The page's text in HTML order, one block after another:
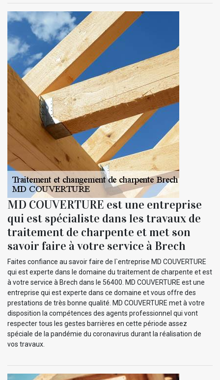
MD COUVERTURE est une entreprise
qui est spécialiste dans les travaux de
traitement de charpente et met son
savoir faire à votre service à Brech
Faites confiance au savoir faire de l`entreprise MD COUVERTURE
qui est experte dans le domaine du traitement de charpente et est
à votre service à Brech dans le 56400. MD COUVERTURE est une
entreprise qui est experte dans ce domaine et vous offre des
prestations de très bonne qualité. MD COUVERTURE met à votre
disposition la compétences des agents professionnel qui vont
respecter tous les gestes barrières en cette période assez
spéciale de la pandémie du coronavirus durant la réalisation de
vos travaux.